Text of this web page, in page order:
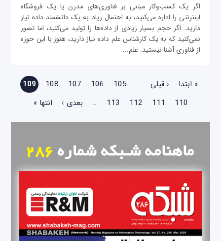
اگر یک کسب‌و‌کار مبتنی بر فناوری‌های مدرن یا یک فروشگاه
اینترنتی را اداره می‌کنید، به احتمال زیاد به یک دانشمند داده نیاز
دارید. اگر حجم بسیار زیادی از داده‌ها را تولید می‌کنید، اما تصور
نمی‌کنید که به یک کارشناس علم داده‌ نیاز دارید، هنوز با این حوزه
از فناوری آشنا نیستید. علم...
صفحه‌ها
« ابتدا ‹ قبلی …
105
106
107
108
109
110
111
112
113
… بعدی › انتها »